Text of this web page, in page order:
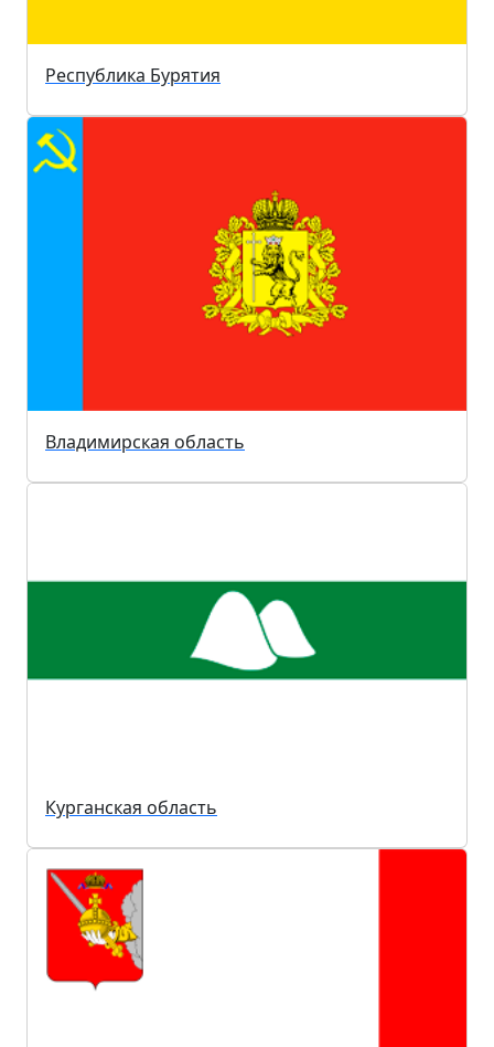
Республика Бурятия
Владимирская область
Курганская область